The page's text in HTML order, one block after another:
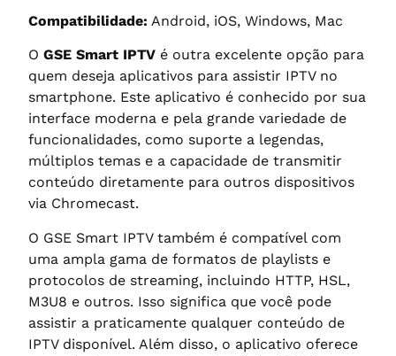
Compatibilidade: Android, iOS, Windows, Mac
O GSE Smart IPTV é outra excelente opção para
quem deseja aplicativos para assistir IPTV no
smartphone. Este aplicativo é conhecido por sua
interface moderna e pela grande variedade de
funcionalidades, como suporte a legendas,
múltiplos temas e a capacidade de transmitir
conteúdo diretamente para outros dispositivos
via Chromecast.
O GSE Smart IPTV também é compatível com
uma ampla gama de formatos de playlists e
protocolos de streaming, incluindo HTTP, HSL,
M3U8 e outros. Isso significa que você pode
assistir a praticamente qualquer conteúdo de
IPTV disponível. Além disso, o aplicativo oferece